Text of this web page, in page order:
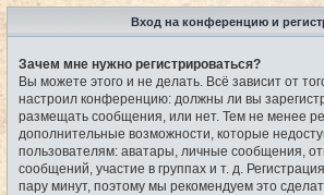
Вход на конференцию и
Зачем мне нужно регистрироваться?
Вы можете этого и не делать. Всё зависит от
настроил конференцию: должны ли вы
размещать сообщения, или нет. Тем не менее
дополнительные возможности, которые
пользователям: аватары, личные сообщения,
сообщений, участие в группах и т. д.
пару минут, поэтому мы рекомендуем это